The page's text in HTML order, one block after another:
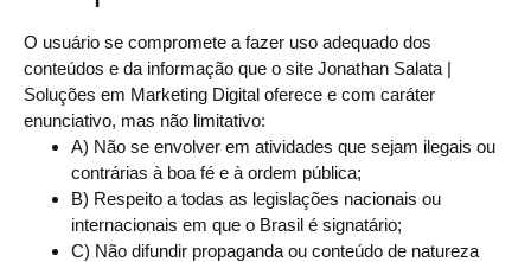
O usuário se compromete a fazer uso adequado dos
conteúdos e da informação que o site Jonathan Salata |
Soluções em Marketing Digital oferece e com caráter
enunciativo, mas não limitativo:
A) Não se envolver em atividades que sejam ilegais ou
contrárias à boa fé e à ordem pública;
B) Respeito a todas as legislações nacionais ou
internacionais em que o Brasil é signatário;
C) Não difundir propaganda ou conteúdo de natureza